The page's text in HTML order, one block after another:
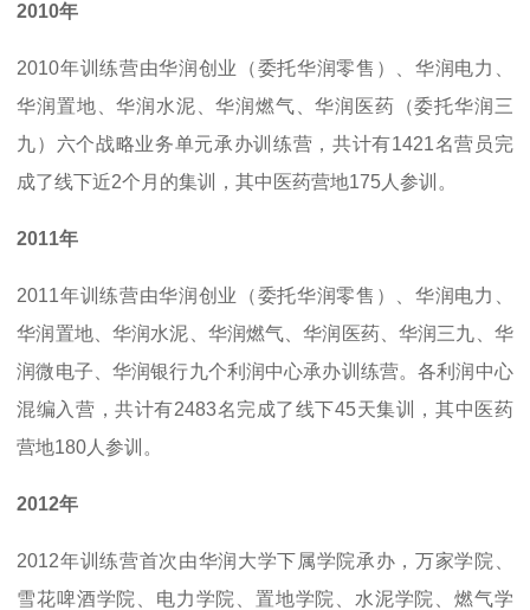
2010年
2010年训练营由华润创业（委托华润零售）、华润电力、
华润置地、华润水泥、华润燃气、华润医药（委托华润三
九）六个战略业务单元承办训练营，共计有1421名营员完
成了线下近2个月的集训，其中医药营地175人参训。
2011年
2011年训练营由华润创业（委托华润零售）、华润电力、
华润置地、华润水泥、华润燃气、华润医药、华润三九、华
润微电子、华润银行九个利润中心承办训练营。各利润中心
混编入营，共计有2483名完成了线下45天集训，其中医药
营地180人参训。
2012年
2012年训练营首次由华润大学下属学院承办，万家学院、
雪花啤酒学院、电力学院、置地学院、水泥学院、燃气学